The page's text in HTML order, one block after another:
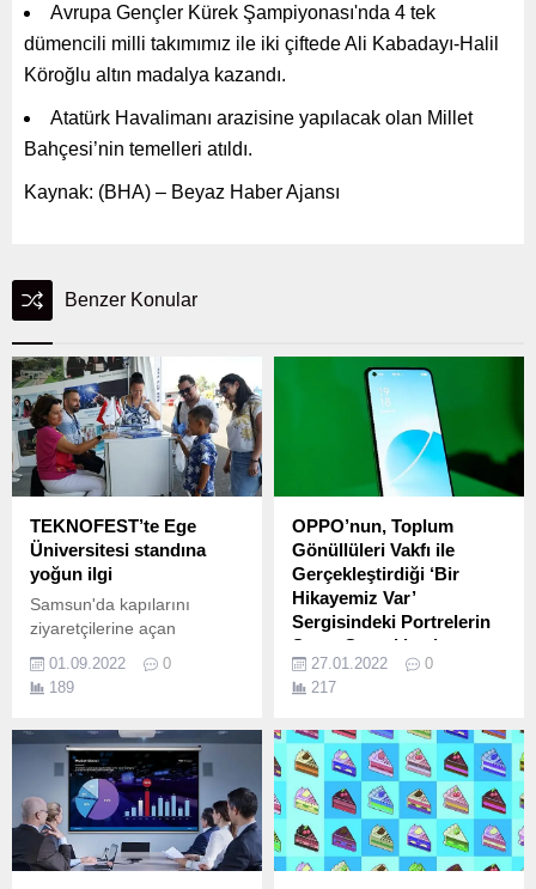
Avrupa Gençler Kürek Şampiyonası'nda 4 tek
dümencili milli takımımız ile iki çiftede Ali Kabadayı-Halil
Köroğlu altın madalya kazandı.
Atatürk Havalimanı arazisine yapılacak olan Millet
Bahçesi’nin temelleri atıldı.
Kaynak: (BHA) – Beyaz Haber Ajansı
Benzer Konular
TEKNOFEST’te Ege
Üniversitesi standına
yoğun ilgi
Samsun'da kapılarını
ziyaretçilerine açan
Havacılık, Uzay ve Teknoloji
Festivali TEKNOFEST’te
yoğun ilgi görüyor.
01.09.2022
0
189
OPPO’nun, Toplum
Gönüllüleri Vakfı ile
Gerçekleştirdiği ‘Bir
Hikayemiz Var’
Sergisindeki Portrelerin
Satışı Gerçekleşti
OPPO'nun Toplum
Gönüllüleri Vakfı (TOG) ile
Hikayemiz Var' sergisinde,
ünlü fotoğrafçı Sefa
Yamak'ın güçlü
görüntüleme yeteneklerine
sahip Reno6 ile çektiği tüm
portrelerin satışı gerçekleşti.
27.01.2022
0
217